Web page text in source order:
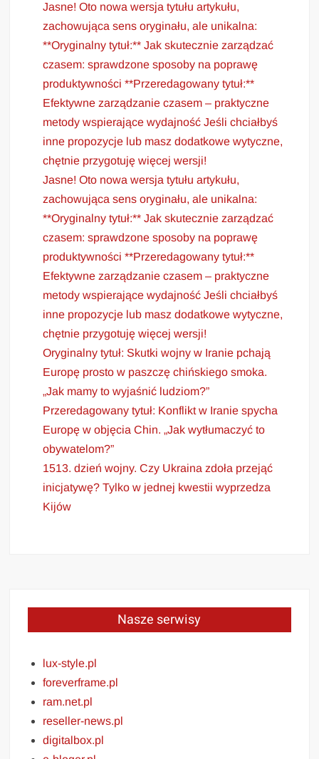
Jasne! Oto nowa wersja tytułu artykułu,
zachowująca sens oryginału, ale unikalna:
**Oryginalny tytuł:** Jak skutecznie zarządzać
czasem: sprawdzone sposoby na poprawę
produktywności **Przeredagowany tytuł:**
Efektywne zarządzanie czasem – praktyczne
metody wspierające wydajność Jeśli chciałbyś
inne propozycje lub masz dodatkowe wytyczne,
chętnie przygotuję więcej wersji!
Jasne! Oto nowa wersja tytułu artykułu,
zachowująca sens oryginału, ale unikalna:
**Oryginalny tytuł:** Jak skutecznie zarządzać
czasem: sprawdzone sposoby na poprawę
produktywności **Przeredagowany tytuł:**
Efektywne zarządzanie czasem – praktyczne
metody wspierające wydajność Jeśli chciałbyś
inne propozycje lub masz dodatkowe wytyczne,
chętnie przygotuję więcej wersji!
Oryginalny tytuł: Skutki wojny w Iranie pchają
Europę prosto w paszczę chińskiego smoka.
„Jak mamy to wyjaśnić ludziom?”
Przeredagowany tytuł: Konflikt w Iranie spycha
Europę w objęcia Chin. „Jak wytłumaczyć to
obywatelom?”
1513. dzień wojny. Czy Ukraina zdoła przejąć
inicjatywę? Tylko w jednej kwestii wyprzedza
Kijów
Nasze serwisy
lux-style.pl
foreverframe.pl
ram.net.pl
reseller-news.pl
digitalbox.pl